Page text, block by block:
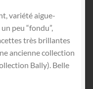
variété aigue-
peu “fondu”,
très brillantes
ancienne collection
Bally). Belle